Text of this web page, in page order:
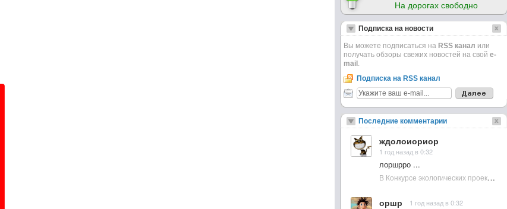
На дорогах свободно
Подписка на новости
Вы можете подписаться на RSS канал или
получать обзоры свежих новостей на свой e-
mail .
Подписка на RSS канал
Последние комментарии
ждолоиориор
1 год назад в 0:32
лоршрро ...
В Конкурсе экологических проектов в Подмосковье активно участвовала молодежь :: NewsRbk.ru...
оршр 1 год назад в 0:32